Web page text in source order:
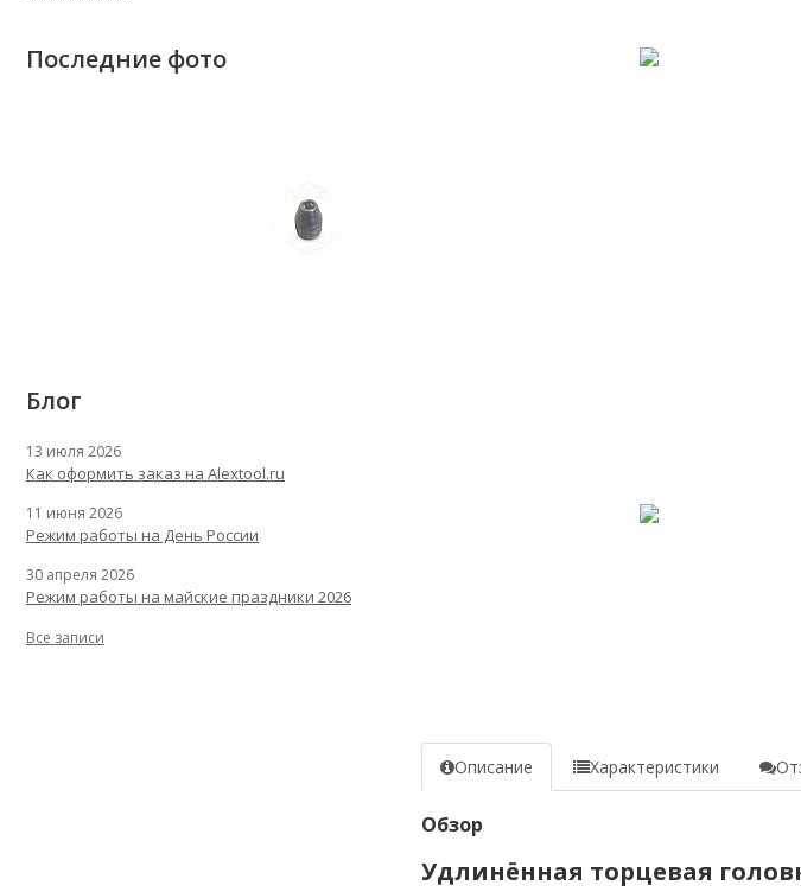
Описание Характеристики
Обзор
Удлинённая торцевая
Последние фото
Блог
13 июля 2026
Как оформить заказ на Alextool.ru
11 июня 2026
Режим работы на День России
30 апреля 2026
Режим работы на майские праздники 2026
Все записи